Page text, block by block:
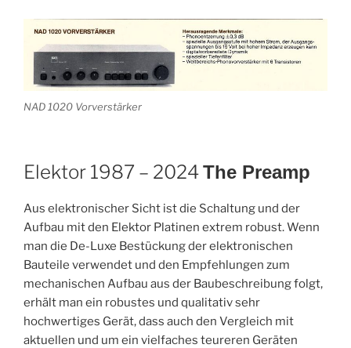
NAD 1020 Vorverstärker
Elektor 1987 – 2024The Preamp
Aus elektronischer Sicht ist die Schaltung und der
Aufbau mit den Elektor Platinen extrem robust. Wenn
man die De-Luxe Bestückung der elektronischen
Bauteile verwendet und den Empfehlungen zum
mechanischen Aufbau aus der Baubeschreibung folgt,
erhält man ein robustes und qualitativ sehr
hochwertiges Gerät, dass auch den Vergleich mit
aktuellen und um ein vielfaches teureren Geräten